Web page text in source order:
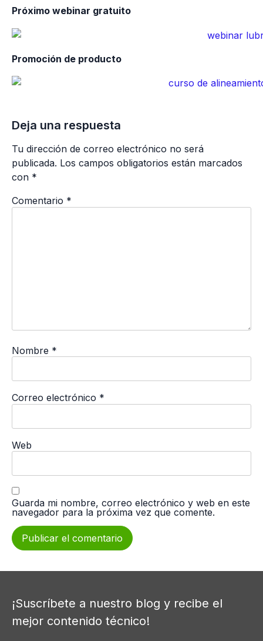
Próximo webinar gratuito
Promoción de producto
Deja una respuesta
Tu dirección de correo electrónico no será
publicada. Los campos obligatorios están marcados
con *
Comentario *
Nombre *
Correo electrónico *
Web
Guarda mi nombre, correo electrónico y web en este
navegador para la próxima vez que comente.
¡Suscríbete a nuestro blog y recibe el
mejor contenido técnico!